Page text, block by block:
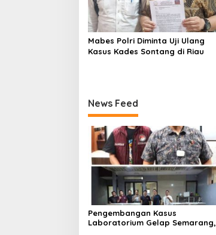
Mabes Polri Diminta Uji Ulang
Kasus Kades Sontang di Riau
News Feed
Pengembangan Kasus
Laboratorium Gelap Semarang,